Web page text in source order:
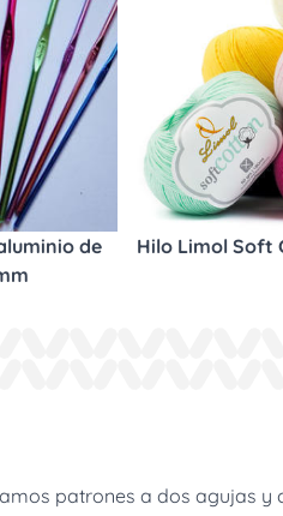
de
Hilo Limol Soft
patrones a dos agujas y